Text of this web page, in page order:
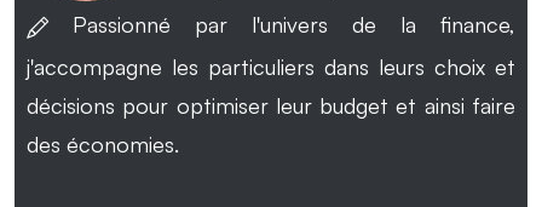
Passionné par l'univers de la finance,
j'accompagne les particuliers dans leurs choix et
décisions pour optimiser leur budget et ainsi faire
des économies.